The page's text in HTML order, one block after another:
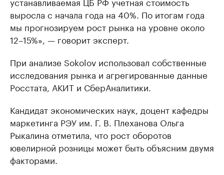
выросла с начала года на 40%. По итогам года
мы прогнозируем рост рынка на уровне около
12–15%», — говорит эксперт.
При анализе Sokolov использовал собственные
исследования рынка и агрегированные данные
Росстата, АКИТ и СберАналитики.
Кандидат экономических наук, доцент кафедры
маркетинга РЭУ им. Г. В. Плеханова Ольга
Рыкалина отметила, что рост оборотов
ювелирной розницы может быть объясним двумя
факторами.